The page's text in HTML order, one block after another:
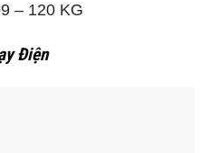
– 120 KG
Điện